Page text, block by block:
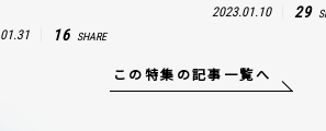
16 SHARE
2023.01.10 29
この特集の記事一覧へ